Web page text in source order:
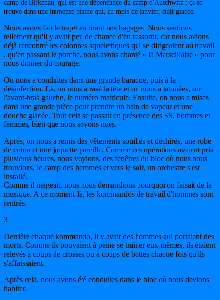
camp de Birkenau, qui est une dépendance du camp d'Auschwitz ; ça se
trouve dans une immense plaine qui, au mois de janvier, était glacée.
Nous avons fait le trajet en tirant nos bagages. Nous sentions
tellement qu'il y avait peu de chance d'en ressortir, car nous avions
déjà rencontré les colonnes squelettiques qui se dirigeaient au travail
, qu'en passant le porche, nous avons chanté « la Marseillaise » pour
nous donner du courage.
On nous a conduites dans une grande baraque, puis à la
désinfection. Là, on nous a rasé la tête et on nous a tatouées, sur
l'avant-bras gauche, le numéro matricule. Ensuite, on nous a mises
dans une grande pièce pour prendre un bain de vapeur et une
douche glacée. Tout cela se passait en présence des SS, hommes et
femmes, bien que nous soyons nues.
Après, on nous a remis des vêtements souillés et déchirés, une robe
de coton et une jaquette pareille. Comme ces opérations avaient pris
plusieurs heures, nous voyions, des fenêtres du bloc où nous nous
trouvions, le camp des hommes et vers le soir, un orchestre s'est
installé.
Comme il neigeait, nous nous demandions pourquoi on faisait de la
musique. A ce moment-là, les kommandos de travail d'hommes sont
rentrés.
3
Derrière chaque kommando, il y avait des hommes qui portaient des
morts. Comme ils pouvaient à peine se traîner eux-mêmes, ils étaient
relevés à coups de crosses ou à coups de bottes chaque fois qu'ils
s'affaissaient.
Après cela, nous avons été conduites dans le bloc où nous devions
habiter.